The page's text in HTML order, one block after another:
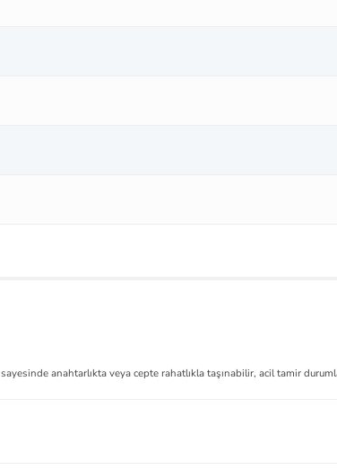
anahtarlıkta veya cepte rahatlıkla taşınabilir, acil tamir